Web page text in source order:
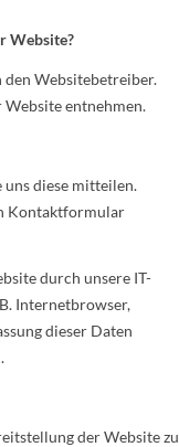
Website?
Websitebetreiber.
Website entnehmen.
uns diese mitteilen.
Kontaktformular
durch unsere IT-
Internetbrowser,
dieser Daten
der Website zu